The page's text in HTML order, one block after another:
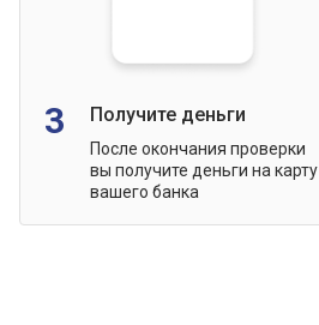
3 Получите деньги
После окончания проверки
вы получите деньги на карту
вашего банка